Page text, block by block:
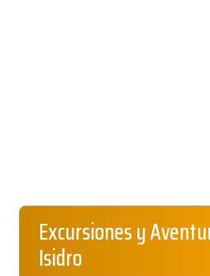
Excursiones y
Isidro